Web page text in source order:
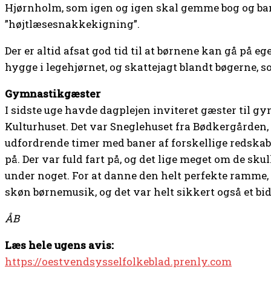
Hjørnholm, som igen og igen skal gemme bog og
”højtlæsesnakkekigning”.
Der er altid afsat god tid til at børnene kan gå på
hygge i legehjørnet, og skattejagt blandt bøgerne,
Gymnastikgæster
I sidste uge havde dagplejen inviteret gæster til
Kulturhuset. Det var Sneglehuset fra
udfordrende timer med baner af forskellige
på. Der var fuld fart på, og det lige meget om de
under noget. For at danne den helt perfekte
skøn børnemusik, og det var helt sikkert også et
ÅB
Læs hele ugens avis:
https://oestvendsysselfolkeblad.prenly.com